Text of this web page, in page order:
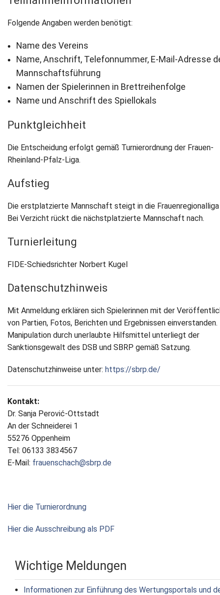
Folgende Angaben werden benötigt:
Name des Vereins
Name, Anschrift, Telefonnummer, E-Mail-Adresse
Mannschaftsführung
Namen der Spielerinnen in Brettreihenfolge
Name und Anschrift des Spiellokals
Punktgleichheit
Die Entscheidung erfolgt gemäß Turnierordnung der Frauen-
Rheinland-Pfalz-Liga.
Aufstieg
Die erstplatzierte Mannschaft steigt in die
Bei Verzicht rückt die nächstplatzierte Mannschaft nach.
Turnierleitung
FIDE-Schiedsrichter Norbert Kugel
Datenschutzhinweis
Mit Anmeldung erklären sich Spielerinnen mit der
von Partien, Fotos, Berichten und Ergebnissen einverstanden.
Manipulation durch unerlaubte Hilfsmittel unterliegt der
Sanktionsgewalt des DSB und SBRP gemäß Satzung.
Datenschutzhinweise unter: https://sbrp.de/
Kontakt:
Dr. Sanja Perović-Ottstadt
An der Schneiderei 1
55276 Oppenheim
Tel: 06133 3834567
E-Mail: frauenschach@sbrp.de
Hier die Turnierordnung
Hier die Ausschreibung als PDF
Wichtige Meldungen
Informationen zur Einführung des Wertungsportals und